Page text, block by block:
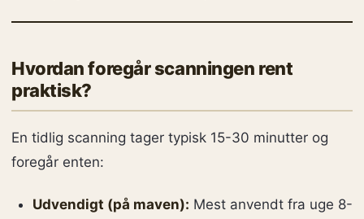
Hvordan foregår scanningen rent
praktisk?
En tidlig scanning tager typisk 15-30 minutter og
foregår enten:
Udvendigt (på maven): Mest anvendt fra uge 8-